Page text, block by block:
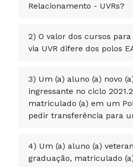
Relacionamento - UVRs?
2) O valor dos cursos
via UVR difere dos polos
3) Um (a) aluno (a) novo
ingressante no ciclo
matriculado (a) em um
pedir transferência para
4) Um (a) aluno (a)
graduação, matriculado